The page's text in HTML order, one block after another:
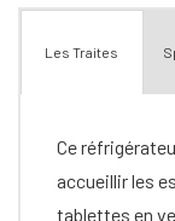
Les Traites
Ce
accueillir les
tablettes en